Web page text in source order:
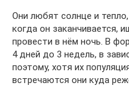
Они любят солнце и
когда он заканчивается,
провести в нём ночь. В
4 дней до 3 недель, в
поэтому, хотя их
встречаются они куда